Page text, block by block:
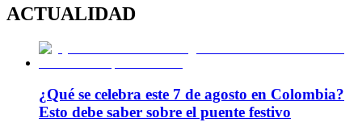
ACTUALIDAD
¿Qué se celebra este 7 de agosto en Colombia?
Esto debe saber sobre el puente festivo